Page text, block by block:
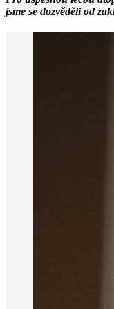
jsme se dozvěděli od